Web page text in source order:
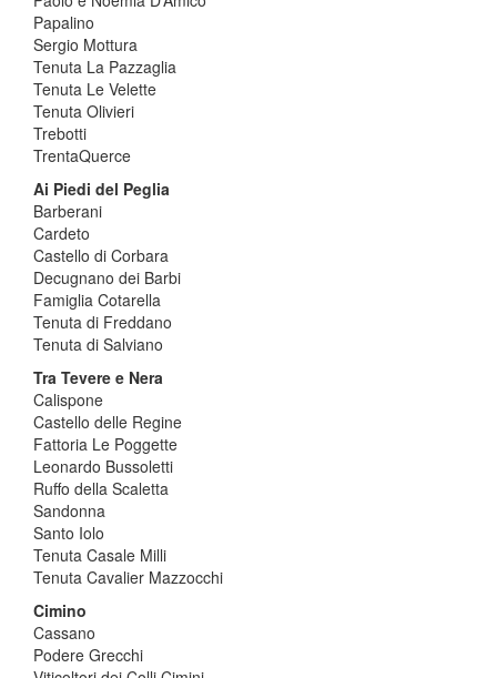
Papalino
Sergio Mottura
Tenuta La Pazzaglia
Tenuta Le Velette
Tenuta Olivieri
Trebotti
TrentaQuerce
Ai Piedi del Peglia
Barberani
Cardeto
Castello di Corbara
Decugnano dei Barbi
Famiglia Cotarella
Tenuta di Freddano
Tenuta di Salviano
Tra Tevere e Nera
Calispone
Castello delle Regine
Fattoria Le Poggette
Leonardo Bussoletti
Ruffo della Scaletta
Sandonna
Santo Iolo
Tenuta Casale Milli
Tenuta Cavalier Mazzocchi
Cimino
Cassano
Podere Grecchi